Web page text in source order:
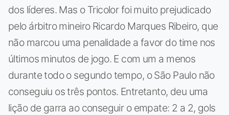
dos líderes. Mas o Tricolor foi muito prejudicado
pelo árbitro mineiro Ricardo Marques Ribeiro, que
não marcou uma penalidade a favor do time nos
últimos minutos de jogo. E com um a menos
durante todo o segundo tempo, o São Paulo não
conseguiu os três pontos. Entretanto, deu uma
lição de garra ao conseguir o empate: 2 a 2, gols